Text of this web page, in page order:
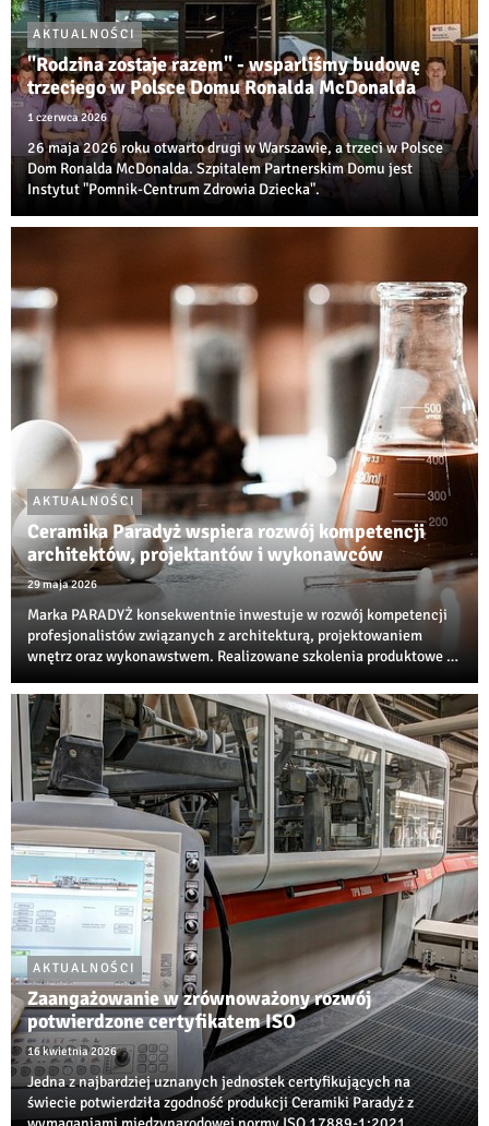
AKTUALNOŚCI
"Rodzina zostaje razem" - wsparliśmy budowę
trzeciego w Polsce Domu Ronalda McDonalda
1 czerwca 2026
26 maja 2026 roku otwarto drugi w Warszawie, a trzeci w Polsce
Dom Ronalda McDonalda. Szpitalem Partnerskim Domu jest
Instytut "Pomnik-Centrum Zdrowia Dziecka".
AKTUALNOŚCI
Ceramika Paradyż wspiera rozwój kompetencji
architektów, projektantów i wykonawców
29 maja 2026
Marka PARADYŻ konsekwentnie inwestuje w rozwój kompetencji
profesjonalistów związanych z architekturą, projektowaniem
wnętrz oraz wykonawstwem. Realizowane szkolenia produktowe i
edukacyjnych w branży ceramiczne...
AKTUALNOŚCI
Zaangażowanie w zrównoważony rozwój
potwierdzone certyfikatem ISO
16 kwietnia 2026
Jedna z najbardziej uznanych jednostek certyfikujących na
świecie potwierdziła zgodność produkcji Ceramiki Paradyż z